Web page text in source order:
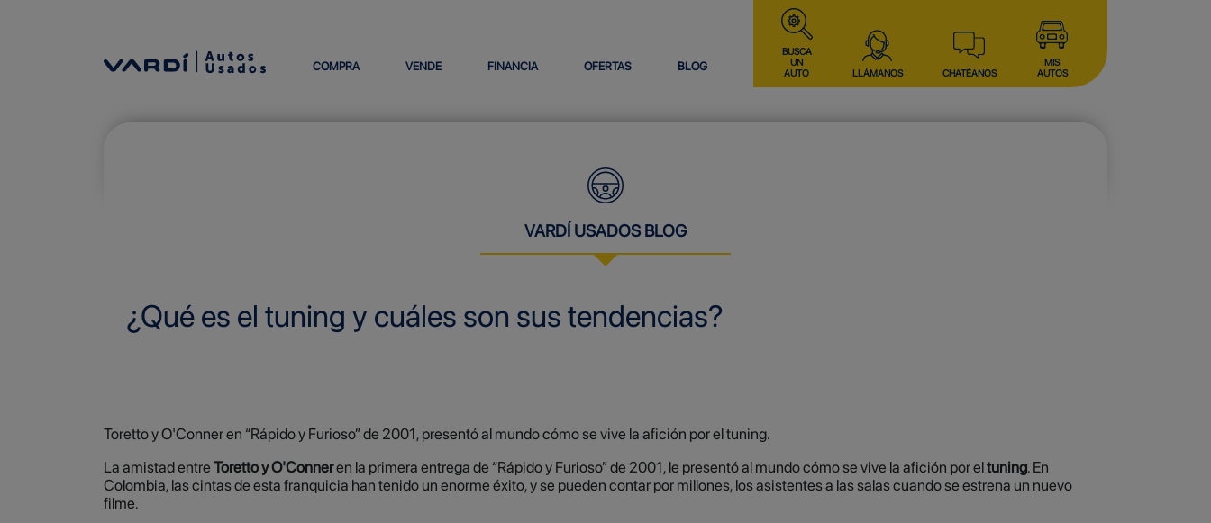
COMPRA VENDE FINANCIA OFERTAS BLOG
BUSCA
UN
AUTO
LLÁMANOS CHATÉANOS
MIS
AUTOS
VARDÍ USADOS BLOG
¿Qué es el tuning y cuáles son sus tendencias?
Toretto y O'Conner en “Rápido y Furioso” de 2001, presentó al mundo cómo se vive la afición por el tuning.
La amistad entre Toretto y O'Conneren la primera entrega de “Rápido y Furioso” de 2001, le presentó al mundo cómo se vive la afición por eltuning. En
Colombia, las cintas de esta franquicia han tenido un enorme éxito, y se pueden contar por millones, los asistentes a las salas cuando se estrena un nuevo
filme.